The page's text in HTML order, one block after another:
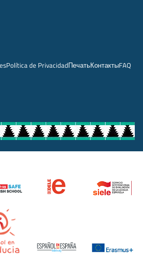
Política de PrivacidadПечатьКонтактыFAQ